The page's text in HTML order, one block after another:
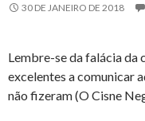
30 DE JANEIRO DE 2018
Lembre-se da falácia da
excelentes a comunicar
não fizeram (O Cisne